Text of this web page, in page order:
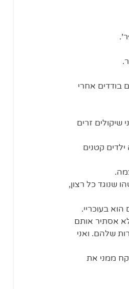
בודדים אחרי
זרים
קטנים
שנוגד כל רצון,
בעוכריי.
אסתיר אותם
שלהם. ואני
ממני את